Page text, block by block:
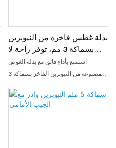
بدلة غطس فاخرة من النيوبرين
بسماكة 3 مم، توفر راحة لا
مثيل لها، متوفرة بالجملة
استمتع بأداءٍ فائق مع بدلة الغوص
المصنوعة من النيوبرين الفاخر بسماكة 3
مثيل لها في الماء. صُنعت هذه البدلة من
مادة عالية الجودة ومرنة، وتوفر عزلًا